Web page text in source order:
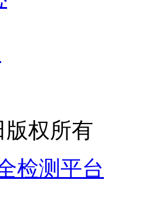
版权所有
检测平台